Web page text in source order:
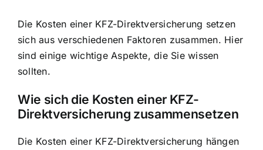
Die Kosten einer KFZ-Direktversicherung setzen
sich aus verschiedenen Faktoren zusammen. Hier
sind einige wichtige Aspekte, die Sie wissen
sollten.
Wie sich die Kosten einer KFZ-
Direktversicherung zusammensetzen
Die Kosten einer KFZ-Direktversicherung hängen